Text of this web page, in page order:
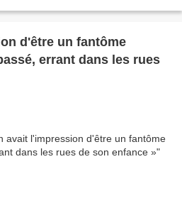
d'être un fantôme
errant dans les rues